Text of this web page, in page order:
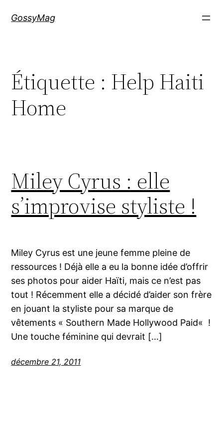
GossyMag
Étiquette : Help Haiti
Home
Miley Cyrus : elle
s’improvise styliste !
Miley Cyrus est une jeune femme pleine de
ressources ! Déjà elle a eu la bonne idée d’offrir
ses photos pour aider Haïti, mais ce n’est pas
tout ! Récemment elle a décidé d’aider son frère
en jouant la styliste pour sa marque de
vêtements « Southern Made Hollywood Paid« !
Une touche féminine qui devrait […]
décembre 21, 2011